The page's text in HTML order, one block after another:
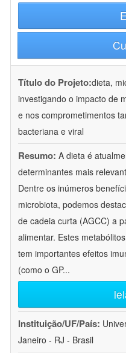
Título do Projeto:dieta,
investigando o impacto de
e nos comprometimentos
bacteriana e viral
Resumo: A dieta é
determinantes mais
Dentre os inúmeros
microbiota, podemos
de cadeia curta (AGCC) a
alimentar. Estes
tem importantes efeitos
(como o GP...
Instituição/UF/País:
Janeiro - RJ - Brasil